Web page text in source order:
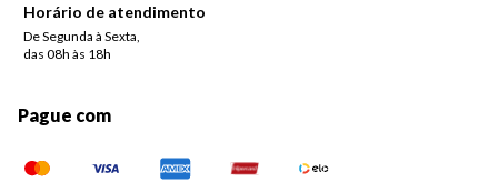
Horário de atendimento
De Segunda à Sexta,
das 08h às 18h
Pague com